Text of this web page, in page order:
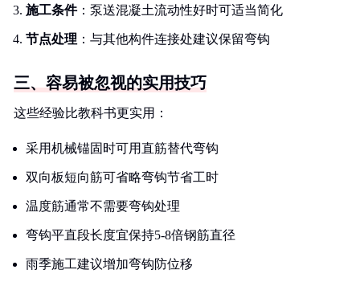
施工条件：泵送混凝土流动性好时可适当简化
节点处理 ：与其他构件连接处建议保留弯钩
三、容易被忽视的实用技巧
这些经验比教科书更实用：
采用机械锚固时可用直筋替代弯钩
双向板短向筋可省略弯钩节省工时
温度筋通常不需要弯钩处理
弯钩平直段长度宜保持5-8倍钢筋直径
雨季施工建议增加弯钩防位移